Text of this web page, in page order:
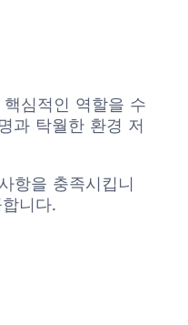
심적인 역할을 수
과 탁월한 환경 저
항을 충족시킵니
니다.